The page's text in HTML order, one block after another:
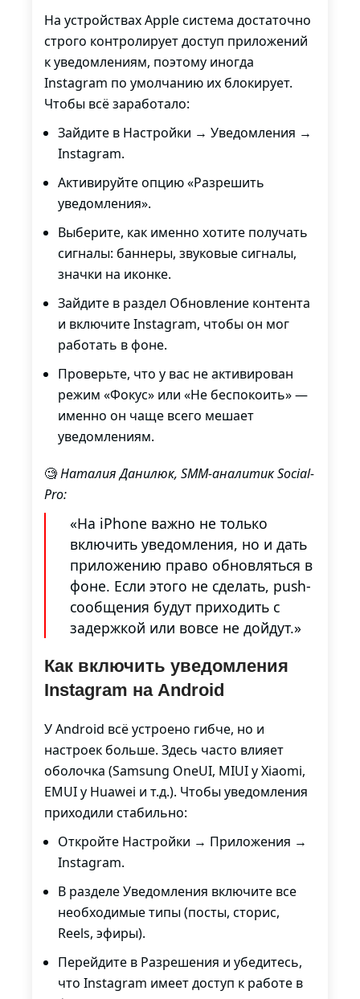
На устройствах Apple система достаточно
строго контролирует доступ приложений
к уведомлениям, поэтому иногда
Instagram по умолчанию их блокирует.
Чтобы всё заработало:
Зайдите в Настройки → Уведомления →
Instagram.
Активируйте опцию «Разрешить
уведомления».
Выберите, как именно хотите получать
сигналы: баннеры, звуковые сигналы,
значки на иконке.
Зайдите в раздел Обновление контента
и включите Instagram, чтобы он мог
работать в фоне.
Проверьте, что у вас не активирован
режим «Фокус» или «Не беспокоить» —
именно он чаще всего мешает
уведомлениям.
🧐Наталия Данилюк, SMM-аналитик Social-
Pro:
«На iPhone важно не только
включить уведомления, но и дать
приложению право обновляться в
фоне. Если этого не сделать, push-
сообщения будут приходить с
задержкой или вовсе не дойдут.»
Как включить уведомления
Instagram на Android
У Android всё устроено гибче, но и
настроек больше. Здесь часто влияет
оболочка (Samsung OneUI, MIUI у Xiaomi,
EMUI у Huawei и т.д.). Чтобы уведомления
приходили стабильно:
Откройте Настройки → Приложения →
Instagram.
В разделе Уведомления включите все
необходимые типы (посты, сторис,
Reels, эфиры).
Перейдите в Разрешения и убедитесь,
что Instagram имеет доступ к работе в